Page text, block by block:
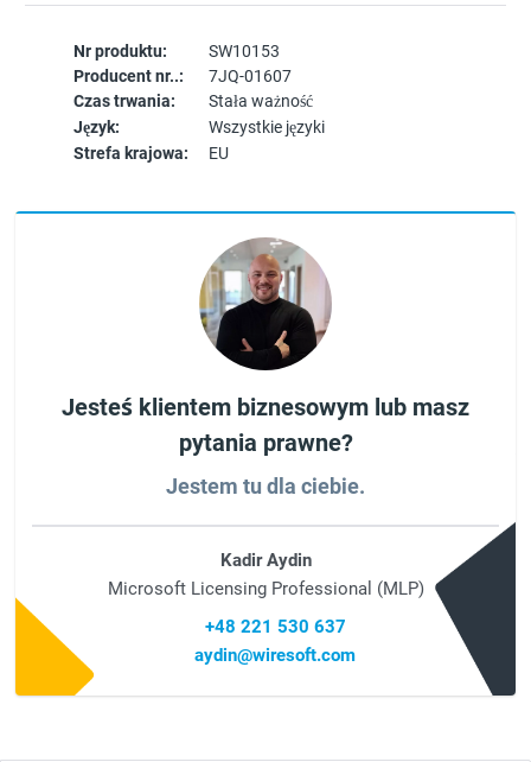
Nr produktu:
SW10153
Producent nr..:
7JQ-01607
Czas trwania:
Stała ważność
Język:
Wszystkie języki
Strefa krajowa:
EU
Jesteś klientem biznesowym lub masz
pytania prawne?
Jestem tu dla ciebie.
Kadir Aydin
Microsoft Licensing Professional (MLP)
+48 221 530 637
aydin@wiresoft.com